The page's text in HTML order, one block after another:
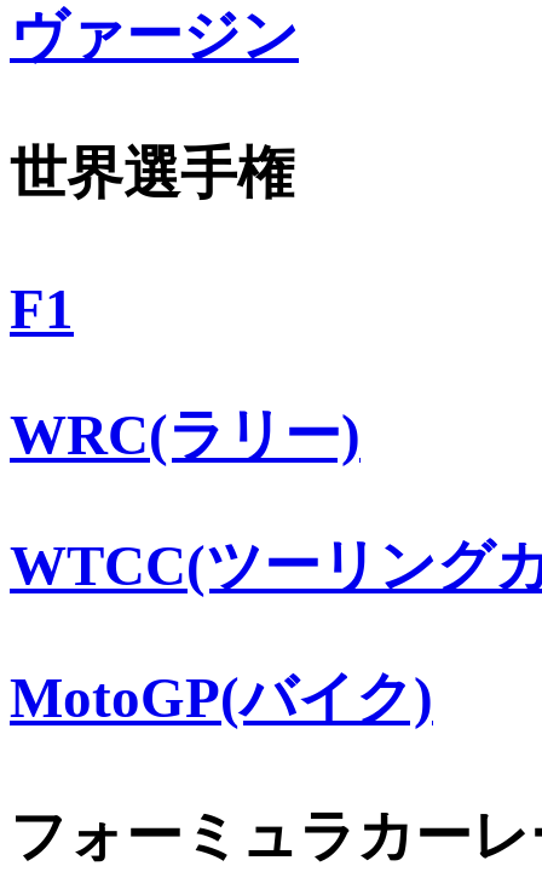
ヴァージン
世界選手権
F1
WRC(ラリー)
WTCC(ツーリング
MotoGP(バイク)
フォーミュラカー